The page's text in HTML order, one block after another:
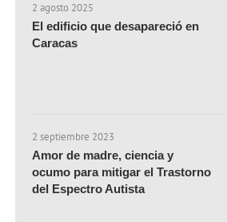
2 agosto 2025
El edificio que desapareció en
Caracas
2 septiembre 2023
Amor de madre, ciencia y
ocumo para mitigar el Trastorno
del Espectro Autista